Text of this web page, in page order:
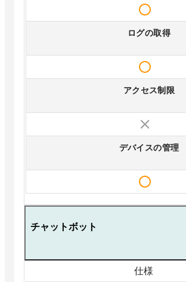
ログの取得
アクセス制限
デバイスの管理
チャットボット
仕様